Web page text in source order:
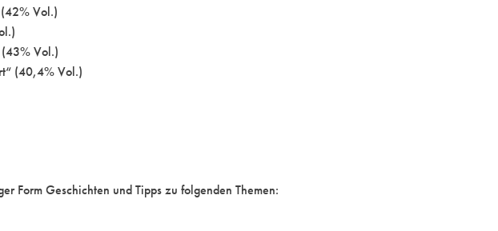
Vol.)
Vol.)
(40,4% Vol.)
Form Geschichten und Tipps zu folgenden Themen: